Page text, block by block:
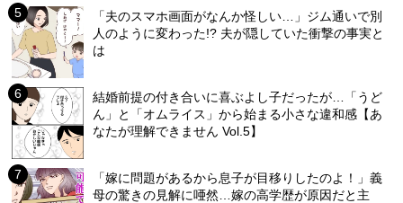
「夫のスマホ画面がなんか怪しい…」ジム通いで別
人のように変わった!? 夫が隠していた衝撃の事実と
は
結婚前提の付き合いに喜ぶよし子だったが…「うど
ん」と「オムライス」から始まる小さな違和感【あ
なたが理解できません Vol.5】
「嫁に問題があるから息子が目移りしたのよ！」義
母の驚きの見解に唖然…嫁の高学歴が原因だと主